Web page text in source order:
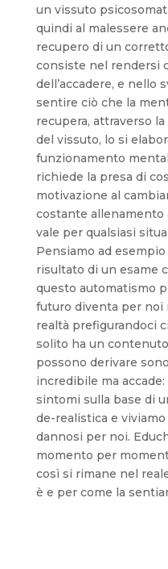
un vissuto
quindi al malessere
recupero di un
consiste nel rendersi
dell’accadere, e nello
sentire ciò che la
recupera, attraverso
del vissuto, lo si
funzionamento
richiede la presa di
motivazione al
costante allenamento
vale per qualsiasi
Pensiamo ad
risultato di un esame
questo automatismo
futuro diventa per noi
realtà prefigurandoci
solito ha un
possono derivare
incredibile ma
sintomi sulla base di
de-realistica e
dannosi per noi.
momento per
così si rimane nel
è e per come la